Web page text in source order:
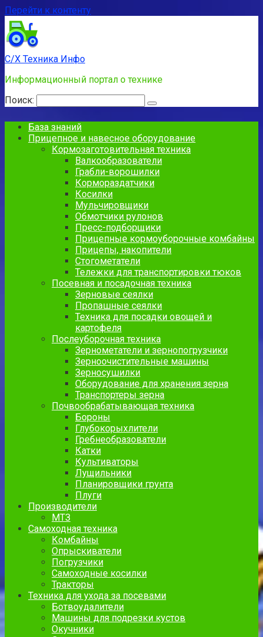
Перейти к контенту
С/Х Техника Инфо
Информационный портал о технике
Поиск:
База знаний
Прицепное и навесное оборудование
Кормозаготовительная техника
Валкообразователи
Грабли-ворошилки
Кормораздатчики
Косилки
Мульчировщики
Обмотчики рулонов
Пресс-подборщики
Прицепные кормоуборочные комбайны
Прицепы, накопители
Стогометатели
Тележки для транспортировки тюков
Посевная и посадочная техника
Зерновые сеялки
Пропашные сеялки
Техника для посадки овощей и
картофеля
Послеуборочная техника
Зернометатели и зернопогрузчики
Зерноочистительные машины
Зерносушилки
Оборудование для хранения зерна
Транспортеры зерна
Почвообрабатывающая техника
Бороны
Глубокорыхлители
Гребнеобразователи
Катки
Культиваторы
Лущильники
Планировщики грунта
Плуги
Производители
МТЗ
Самоходная техника
Комбайны
Опрыскиватели
Погрузчики
Самоходные косилки
Тракторы
Техника для ухода за посевами
Ботвоудалители
Машины для подрезки кустов
Окучники